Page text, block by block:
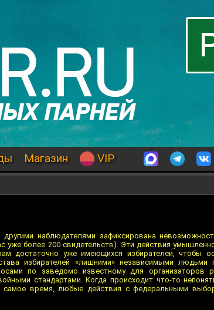
Магазин VIP
наблюдателями зафиксирована
уже более 200 свидетельств). Эти действия
достаточно уже имеющихся избирателей, чтобы
избирателей «лишними» независимыми людьми
по заведомо известному для организаторов
стандартами. Когда происходит что-то
самое время, любые действия с федеральными